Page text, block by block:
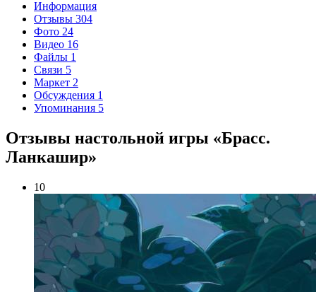
Информация
Отзывы 304
Фото 24
Видео 16
Файлы 1
Связи 5
Маркет 2
Обсуждения 1
Упоминания 5
Отзывы настольной игры «Брасс.
Ланкашир»
10